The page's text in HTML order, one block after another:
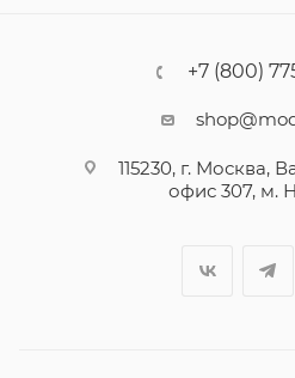
+7 (800)
115230, г. Москва,
офис 307, м.